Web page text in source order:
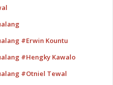
#Erwin Kountu
#Hengky Kawalo
#Otniel Tewal